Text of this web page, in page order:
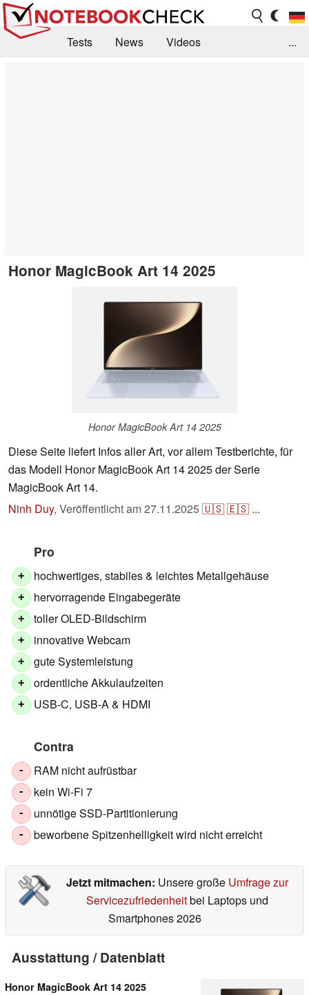
Tests News
Videos
...
Honor MagicBook Art 14 2025
Honor MagicBook Art 14 2025
Diese Seite liefert Infos aller Art, vor allem Testberichte, für
das Modell Honor MagicBook Art 14 2025 der Serie
MagicBook Art 14.
Ninh Duy, Veröffentlicht am27.11.2025🇺🇸🇪🇸 ...
Pro
+ hochwertiges, stabiles & leichtes Metallgehäuse
+ hervorragende Eingabegeräte
+ toller OLED-Bildschirm
+ innovative Webcam
+ gute Systemleistung
+ ordentliche Akkulaufzeiten
+ USB-C, USB-A & HDMI
Contra
- RAM nicht aufrüstbar
- kein Wi-Fi 7
- unnötige SSD-Partitionierung
- beworbene Spitzenhelligkeit wird nicht erreicht
Jetzt mitmachen: Unsere große Umfrage zur
Servicezufriedenheitbei Laptops und
Smartphones 2026
Ausstattung / Datenblatt
Honor MagicBook Art 14 2025